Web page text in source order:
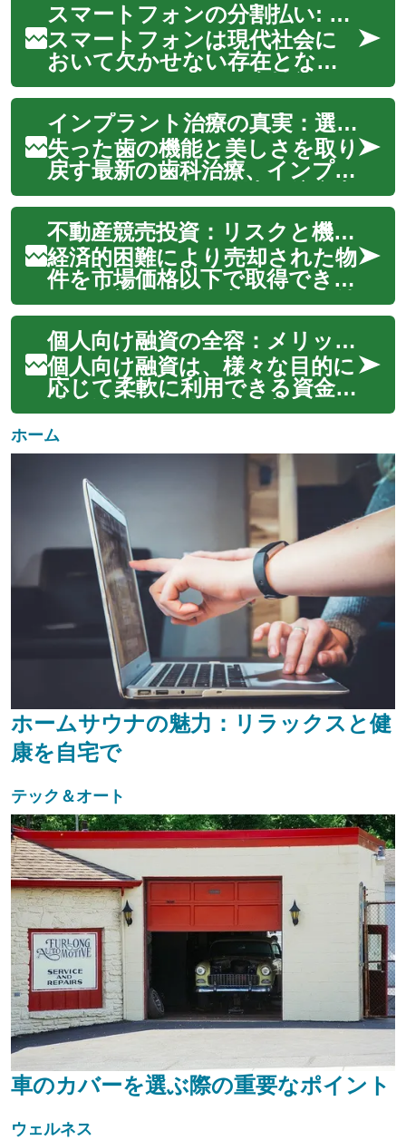
スマートフォンの分割払い: 便利な支払い方法を徹底解説
スマートフォンは現代社会に
おいて欠かせない存在となっ
ています。しかし、高性能な最
新機種は価格も高く、一括払い
が難しい場合もあります。そ
こで注目されているのが分割
払いです。この記事では、ス
マートフォンの分割払いにつ
いて詳しく解説し、メリ...
インプラント治療の真実：選択肢、メリット、リスクを徹底解説
失った歯の機能と美しさを取り
戻す最新の歯科治療、インプラ
ント。その種類や利点、注意点
まで、患者さんが知っておく
べき全てを網羅。自然な笑顔を
取り戻すための最適な選択肢と
は？費用や治療期間、潜在的リ
スクも含めて、インプラント
治療の全貌を詳...
不動産競売投資：リスクと機会を徹底解説
経済的困難により売却された物
件を市場価格以下で取得できる
不動産競売。投資家にとって魅
力的な選択肢ですが、独自のリ
スクと複雑な手続きが存在しま
す。本記事では、競売物件投資
の基本から実践的なアドバイ
スまで、初心者から上級者まで
役立つ情報を...
個人向け融資の全容：メリットとデメリットを徹底解説
個人向け融資は、様々な目的に
応じて柔軟に利用できる資金調
達方法です。信用力に基づいて
審査され、無担保で借り入れが
可能な点が特徴です。しかし、
その便利さゆえに注意点も存在
します。本記事では、個人向け
融資の仕組みから、主な用途、
金利の決定...
ホーム
ホームサウナの魅力：リラックスと健
康を自宅で
テック＆オート
車のカバーを選ぶ際の重要なポイント
ウェルネス